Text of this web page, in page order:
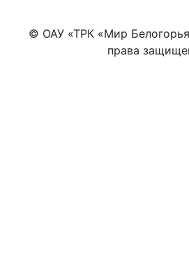
© ОАУ «ТРК «Мир
права